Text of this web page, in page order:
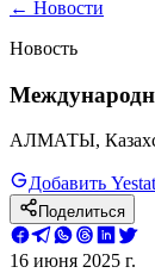
← Новости
Новость
АЛМАТЫ,
Добавить
Поделиться
16 июня 2025 г.